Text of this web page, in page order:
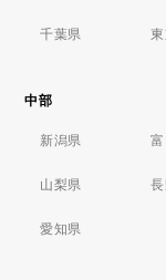
千葉県
中部
新潟県
山梨県
愛知県